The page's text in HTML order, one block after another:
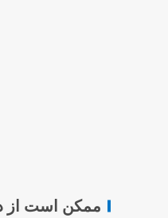
ممکن است از